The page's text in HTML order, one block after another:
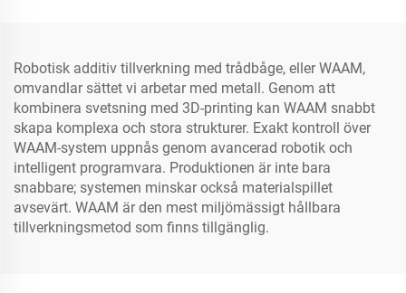
Robotisk additiv tillverkning med trådbåge, eller WAAM,
omvandlar sättet vi arbetar med metall. Genom att
kombinera svetsning med 3D-printing kan WAAM snabbt
skapa komplexa och stora strukturer. Exakt kontroll över
WAAM-system uppnås genom avancerad robotik och
intelligent programvara. Produktionen är inte bara
snabbare; systemen minskar också materialspillet
avsevärt. WAAM är den mest miljömässigt hållbara
tillverkningsmetod som finns tillgänglig.